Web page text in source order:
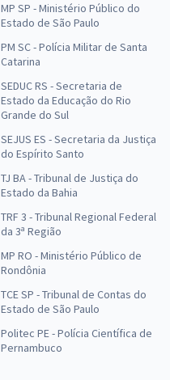
MP SP - Ministério Público do
Estado de São Paulo
PM SC - Polícia Militar de Santa
Catarina
SEDUC RS - Secretaria de
Estado da Educação do Rio
Grande do Sul
SEJUS ES - Secretaria da Justiça
do Espírito Santo
TJ BA - Tribunal de Justiça do
Estado da Bahia
TRF 3 - Tribunal Regional Federal
da 3ª Região
MP RO - Ministério Público de
Rondônia
TCE SP - Tribunal de Contas do
Estado de São Paulo
Politec PE - Polícia Científica de
Pernambuco